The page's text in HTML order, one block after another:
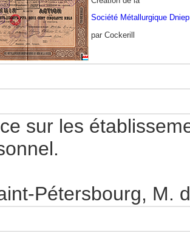
Société Métallurgique
par Cockerill
sur les
Pétersbourg, M.